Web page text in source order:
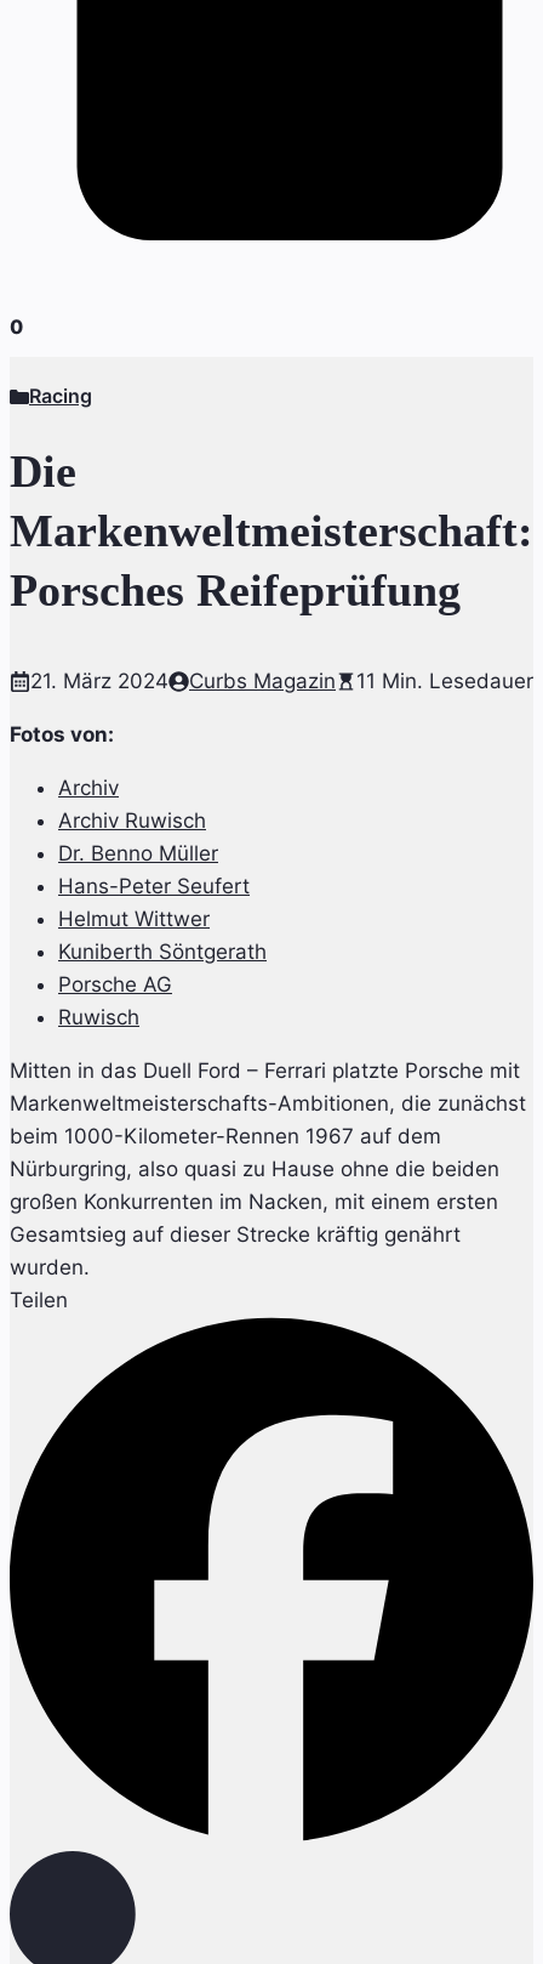
0
Racing
Die
Markenweltmeisterschaft:
Porsches Reifeprüfung
21. März 2024 Curbs Magazin 11 Min. Lesedauer
Fotos von:
Archiv
Archiv Ruwisch
Dr. Benno Müller
Hans-Peter Seufert
Helmut Wittwer
Kuniberth Söntgerath
Porsche AG
Ruwisch
Mitten in das Duell Ford – Ferrari platzte Porsche mit
Markenweltmeisterschafts-Ambitionen, die zunächst
beim 1000-Kilometer-Rennen 1967 auf dem
Nürburgring, also quasi zu Hause ohne die beiden
großen Konkurrenten im Nacken, mit einem ersten
Gesamtsieg auf dieser Strecke kräftig genährt
wurden.
Teilen